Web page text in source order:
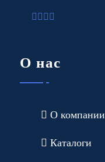
О нас
О компании
Каталоги